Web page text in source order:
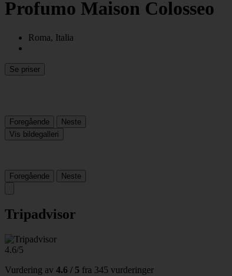
Profumo Maison Colosseo
Roma, Italia
Se priser
Foregående
Neste
Vis bildegalleri
Foregående Neste
Tripadvisor
4.6/5
Vurdering av 4.6 / 5 fra 345 vurderinger